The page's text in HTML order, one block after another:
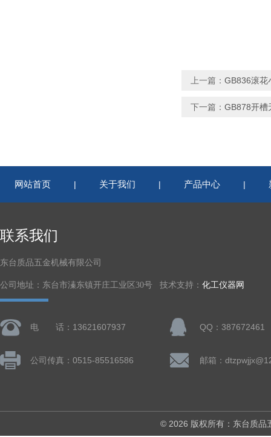
上一篇： GB836滚花
下一篇： GB878开槽
网站首页 | 关于我们 | 产品中心 |
联系我们
东台质品五金机械有限公司
公司地址：东台市溱东镇开庄工业区30号 技术支持： 化工仪器网
电 话：13621607937 QQ：387672461
公司传真：0515-85516586 邮箱：
© 2026 版权所有：东台质